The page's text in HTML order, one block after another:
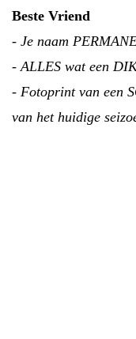
Beste Vriend
- Je naam
- ALLES wat een
- Fotoprint van een
van het huidige